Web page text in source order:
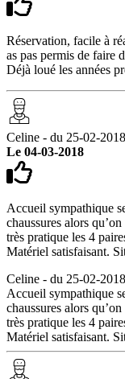
Réservation, facile à
as pas permis de faire
Déjà loué les années
Celine - du 25-02-
Le 04-03-2018
Accueil sympathique
chaussures alors
très pratique les 4
Matériel satisfaisant.
Celine - du 25-02-
Accueil sympathique
chaussures alors
très pratique les 4
Matériel satisfaisant.